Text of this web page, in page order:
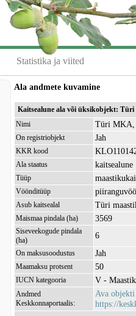
Statistika ja viited
Ala andmete kuvamine
Kaitsealune ala või üksikobjekt:
Nimi
Türi MKA,
On registriobjekt Jah
KKR kood
Ala staatus kaitsealune
Tüüp
Vöönditüüp
Asub kaitsealal Türi
Maismaa pindala (ha) 3569
Siseveekogude pindala
(ha)
6
On maksusoodustus Jah
Maamaksu protsent 50
IUCN kategooria V -
Andmed
Keskkonnaportaalis:
Ava objekti
https://